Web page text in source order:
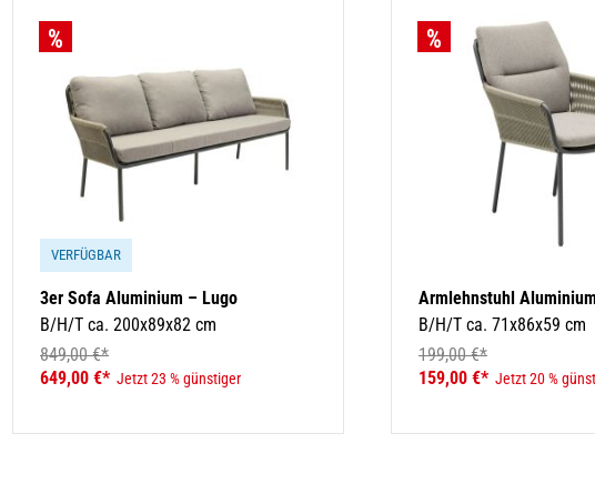
VERFÜGBAR
3er Sofa Aluminium – Lugo
B/H/T ca. 200x89x82 cm
849,00 €*
649,00 €* Jetzt 23 % günstiger
Armlehnstuhl
B/H/T ca. 71x86x59 cm
199,00 €*
159,00 €* Jetzt 20 %